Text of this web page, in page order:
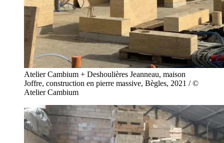
Atelier Cambium + Deshoulières Jeanneau, maison
Joffre, construction en pierre massive, Bègles, 2021 / ©
Atelier Cambium